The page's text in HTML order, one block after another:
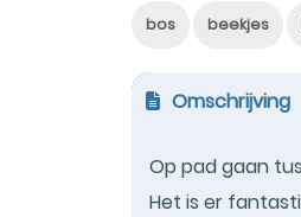
bos beekjes
Omschrijving
Op pad gaan
Het is er